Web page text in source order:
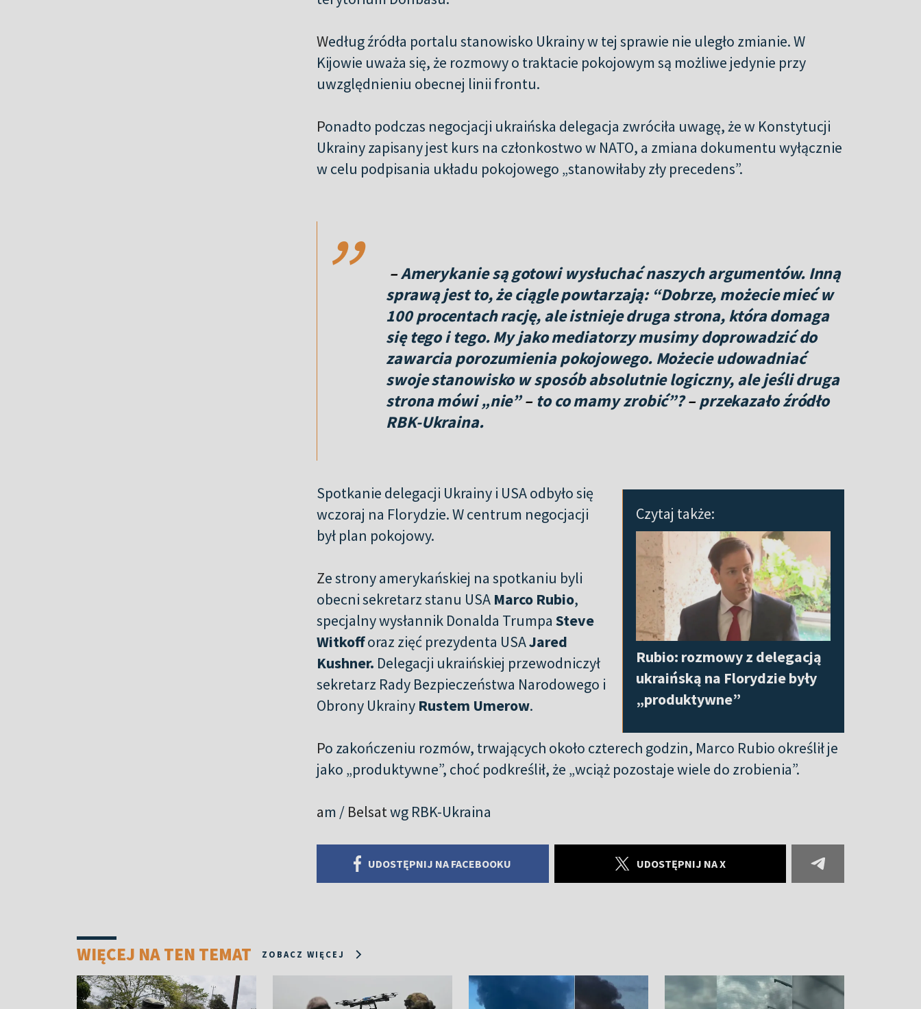
Według źródła portalu stanowisko Ukrainy w tej sprawie nie uległo zmianie. W
Kijowie uważa się, że rozmowy o traktacie pokojowym są możliwe jedynie przy
uwzględnieniu obecnej linii frontu.
Ponadto podczas negocjacji ukraińska delegacja zwróciła uwagę, że w Konstytucji
Ukrainy zapisany jest kurs na członkostwo w NATO, a zmiana dokumentu wyłącznie
w celu podpisania układu pokojowego „stanowiłaby zły precedens”.
,, –Amerykanie są gotowi wysłuchać naszych argumentów. Inną
sprawą jest to, że ciągle powtarzają: “Dobrze, możecie mieć w
100 procentach rację, ale istnieje druga strona, która domaga
się tego i tego. My jako mediatorzy musimy doprowadzić do
zawarcia porozumienia pokojowego. Możecie udowadniać
swoje stanowisko w sposób absolutnie logiczny, ale jeśli druga
strona mówi „nie”–to co mamy zrobić”?–przekazało źródło
RBK-Ukraina.
Czytaj także:
Rubio: rozmowy z delegacją
ukraińską na Florydzie były
„produktywne”
Spotkanie delegacji Ukrainy i USA odbyło się
wczoraj na Florydzie. W centrum negocjacji
był plan pokojowy.
Ze strony amerykańskiej na spotkaniu byli
obecni sekretarz stanu USA Marco Rubio,
specjalny wysłannik Donalda Trumpa Steve
Witkofforaz zięć prezydenta USAJared
Kushner. Delegacji ukraińskiej przewodniczył
sekretarz Rady Bezpieczeństwa Narodowego i
Obrony Ukrainy Rustem Umerow.
Po zakończeniu rozmów, trwających około czterech godzin, Marco Rubio określił je
jako „produktywne”, choć podkreślił, że „wciąż pozostaje wiele do zrobienia”.
am / Belsatwg RBK-Ukraina
UDOSTĘPNIJ NA FACEBOOKU UDOSTĘPNIJ NA X
WIĘCEJ NA TEN TEMAT ZOBACZ WIĘCEJ